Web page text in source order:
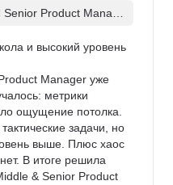
Product Manag
и высокий уровень
Manager уже
метрики
ощущение потолка.
задачи, но
выше. Плюс хаос
В итоге решила
& Senior Product